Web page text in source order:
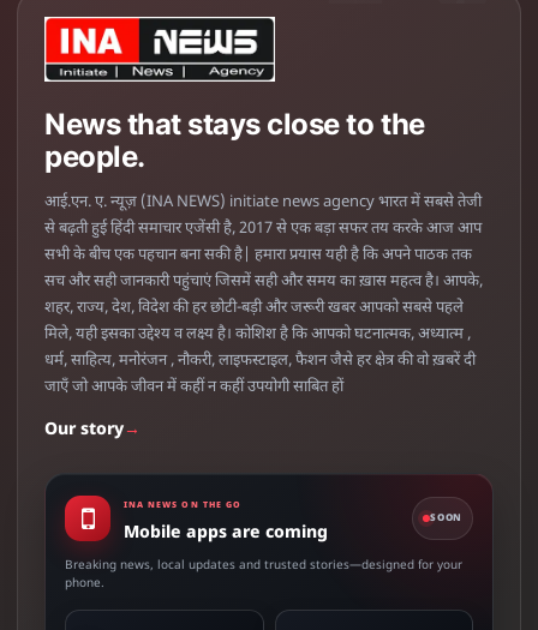
News that stays close to the
people.
आई.एन. ए. न्यूज़ (INA NEWS) initiate news agency भारत में सबसे तेजी
से बढ़ती हुई हिंदी समाचार एजेंसी है, 2017 से एक बड़ा सफर तय करके आज आप
सभी के बीच एक पहचान बना सकी है| हमारा प्रयास यही है कि अपने पाठक तक
सच और सही जानकारी पहुंचाएं जिसमें सही और समय का ख़ास महत्व है। आपके,
शहर, राज्य, देश, विदेश की हर छोटी-बड़ी और जरूरी खबर आपको सबसे पहले
मिले, यही इसका उद्देश्य व लक्ष्य है। कोशिश है कि आपको घटनात्मक, अध्यात्म ,
धर्म, साहित्य, मनोरंजन , नौकरी, लाइफस्टाइल, फैशन जैसे हर क्षेत्र की वो ख़बरें दी
जाएँ जो आपके जीवन में कहीं न कहीं उपयोगी साबित हों
Our story→
INA NEWS ON THE GO
Mobile apps are coming
SOON
Breaking news, local updates and trusted stories—designed for your
phone.